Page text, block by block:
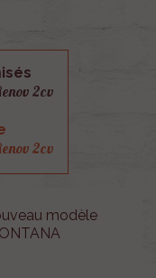
2cv
2cv
modèle